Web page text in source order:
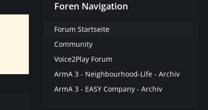
Foren Navigation
Forum Startseite
Community
Voice2Play Forum
ArmA 3 - Neighbourhood-Life - Archiv
ArmA 3 - EASY Company - Archiv